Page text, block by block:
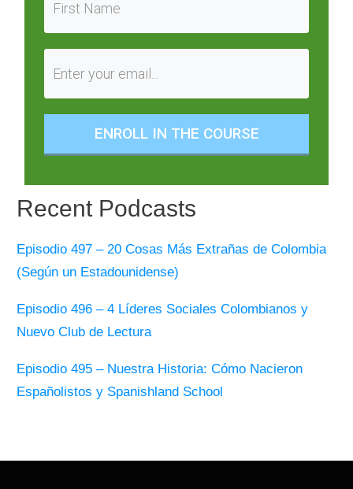
ENROLL IN THE COURSE
Recent Podcasts
Episodio 497 – 20 Cosas Más Extrañas de Colombia
(Según un Estadounidense)
Episodio 496 – 4 Líderes Sociales Colombianos y
Nuevo Club de Lectura
Episodio 495 – Nuestra Historia: Cómo Nacieron
Españolistos y Spanishland School